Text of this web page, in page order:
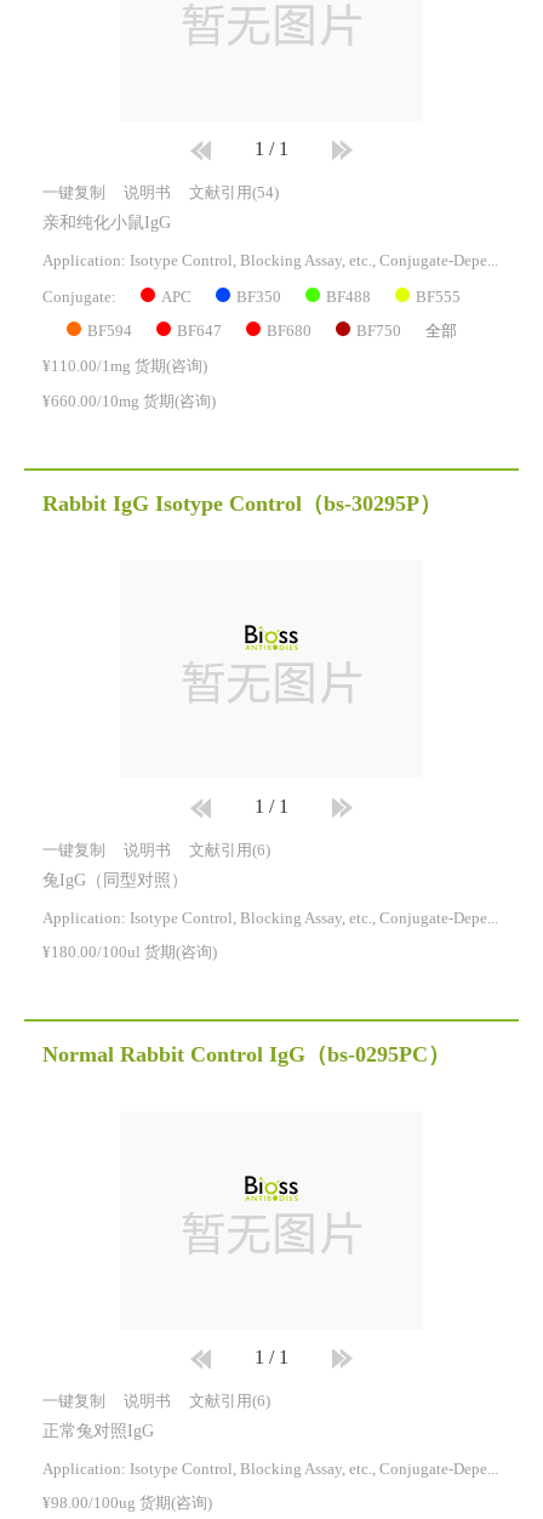
1 / 1
一键复制 说明书 文献引用(54)
亲和纯化小鼠IgG
Application: Isotype Control, Blocking Assay, etc., Conjugate-Dependent.
Conjugate: APC BF350 BF488 BF555
BF594 BF647 BF680 BF750 全部
¥110.00/1mg 货期(咨询)
¥660.00/10mg 货期(咨询)
Rabbit IgG Isotype Control （bs-30295P）
1 / 1
一键复制 说明书 文献引用(6)
兔IgG（同型对照）
Application: Isotype Control, Blocking Assay, etc., Conjugate-Dependent.
¥180.00/100ul 货期(咨询)
Normal Rabbit Control IgG （bs-0295PC）
1 / 1
一键复制 说明书 文献引用(6)
正常兔对照IgG
Application: Isotype Control, Blocking Assay, etc., Conjugate-Dependent.
¥98.00/100ug 货期(咨询)